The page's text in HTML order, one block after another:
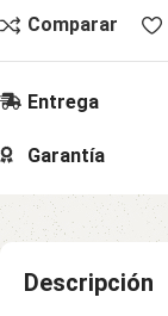
Comparar
Entrega
Garantía
Descripción